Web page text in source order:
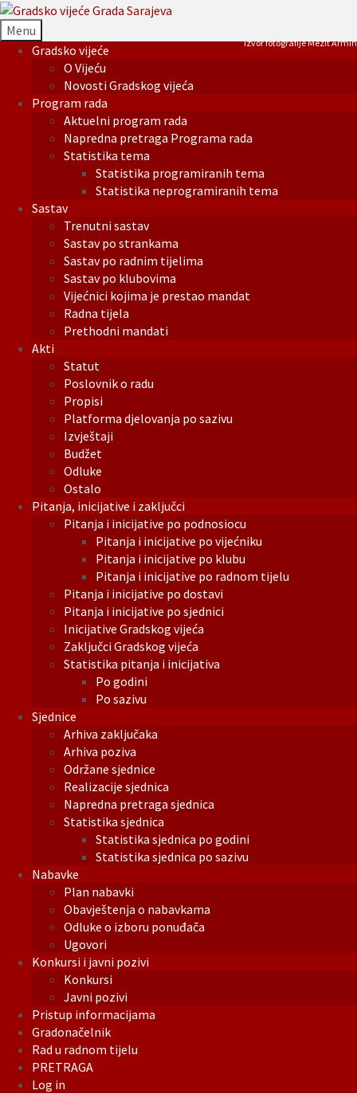
Menu
Gradsko vijeće
O Vijeću
Novosti Gradskog vijeća
Program rada
Aktuelni program rada
Napredna pretraga Programa rada
Statistika tema
Statistika programiranih tema
Statistika neprogramiranih tema
Sastav
Trenutni sastav
Sastav po strankama
Sastav po radnim tijelima
Sastav po klubovima
Vijećnici kojima je prestao mandat
Radna tijela
Prethodni mandati
Akti
Statut
Poslovnik o radu
Propisi
Platforma djelovanja po sazivu
Izvještaji
Budžet
Odluke
Ostalo
Pitanja, inicijative i zaključci
Pitanja i inicijative po podnosiocu
Pitanja i inicijative po vijećniku
Pitanja i inicijative po klubu
Pitanja i inicijative po radnom tijelu
Pitanja i inicijative po dostavi
Pitanja i inicijative po sjednici
Inicijative Gradskog vijeća
Zaključci Gradskog vijeća
Statistika pitanja i inicijativa
Po godini
Po sazivu
Sjednice
Arhiva zaključaka
Arhiva poziva
Održane sjednice
Realizacije sjednica
Napredna pretraga sjednica
Statistika sjednica
Statistika sjednica po godini
Statistika sjednica po sazivu
Nabavke
Plan nabavki
Obavještenja o nabavkama
Odluke o izboru ponuđača
Ugovori
Konkursi i javni pozivi
Konkursi
Javni pozivi
Pristup informacijama
Gradonačelnik
Rad u radnom tijelu
PRETRAGA
Log in
Izvor fotografije Mezit Armin